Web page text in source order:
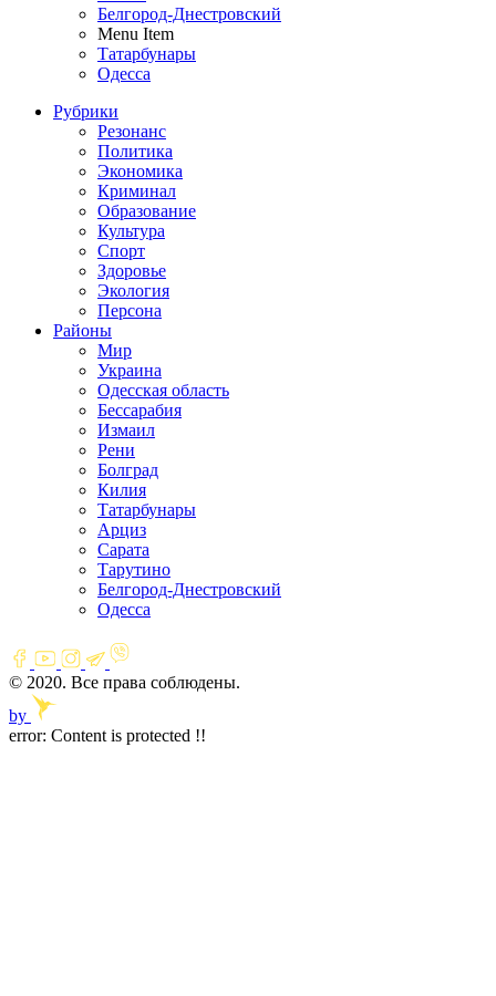
Белгород-Днестровский
Menu Item
Татарбунары
Одесса
Рубрики
Резонанс
Политика
Экономика
Криминал
Образование
Культура
Спорт
Здоровье
Экология
Персона
Районы
Мир
Украина
Одесская область
Бессарабия
Измаил
Рени
Болград
Килия
Татарбунары
Арциз
Сарата
Тарутино
Белгород-Днестровский
Одесса
© 2020. Все права соблюдены.
by
error: Content is protected !!